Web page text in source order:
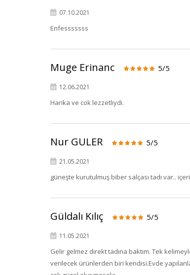
07.10.2021
Enfesssssss
Muge Erinanc 5/5
12.06.2021
Harika ve cok lezzetliydi.
Nur GULER 5/5
21.05.2021
güneşte kurutulmuş biber salçası tadı var..
Güldalı Kılıç 5/5
11.05.2021
Gelir gelmez direkt tadına baktım. Tek
verilecek ürünlerden biri kendisi.Evde